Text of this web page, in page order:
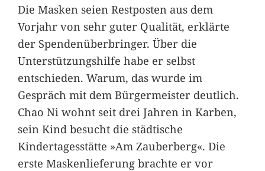
Die Masken seien Restposten aus dem
Vorjahr von sehr guter Qualität, erklärte
der Spendenüberbringer. Über die
Unterstützungshilfe habe er selbst
entschieden. Warum, das wurde im
Gespräch mit dem Bürgermeister deutlich.
Chao Ni wohnt seit drei Jahren in Karben,
sein Kind besucht die städtische
Kindertagesstätte »Am Zauberberg«. Die
erste Maskenlieferung brachte er vor